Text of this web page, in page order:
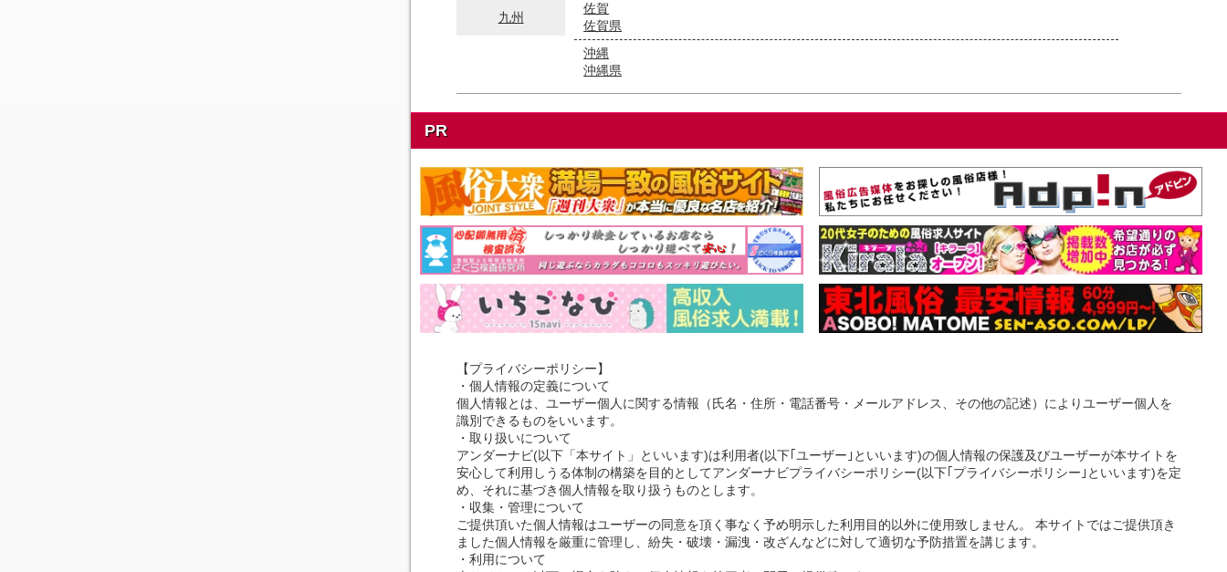
九州
佐賀
佐賀県
沖縄
沖縄県
PR
【プライバシーポリシー】
・個人情報の定義について
個人情報とは、ユーザー個人に関する情報（氏名・住所・電話番号・メールアドレス、その他の記述）によりユーザー個人を
識別できるものをいいます。
・取り扱いについて
アンダーナビ(以下「本サイト」といいます)は利用者(以下｢ユーザー｣といいます)の個人情報の保護及びユーザーが本サイトを
安心して利用しうる体制の構築を目的としてアンダーナビプライバシーポリシー(以下｢プライバシーポリシー｣といいます)を定
め、それに基づき個人情報を取り扱うものとします。
・収集・管理について
ご提供頂いた個人情報はユーザーの同意を頂く事なく予め明示した利用目的以外に使用致しません。 本サイトではご提供頂き
ました個人情報を厳重に管理し、紛失・破壊・漏洩・改ざんなどに対して適切な予防措置を講じます。
・利用について